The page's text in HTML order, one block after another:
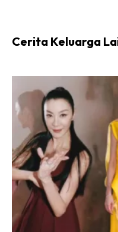
Katanya, “dari spray
Cerita Keluarga